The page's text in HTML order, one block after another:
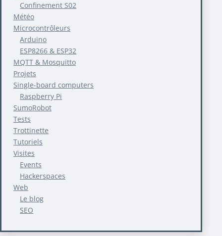
Confinement S02
Météo
Microcontrôleurs
Arduino
ESP8266 & ESP32
MQTT & Mosquitto
Projets
Single-board computers
Raspberry Pi
SumoRobot
Tests
Trottinette
Tutoriels
Visites
Events
Hackerspaces
Web
Le blog
SEO